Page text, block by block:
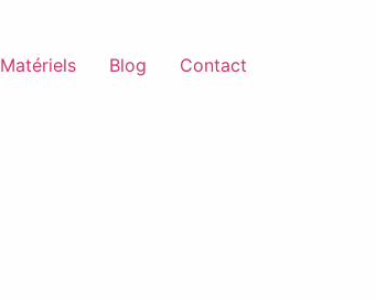
Matériels Blog Contact